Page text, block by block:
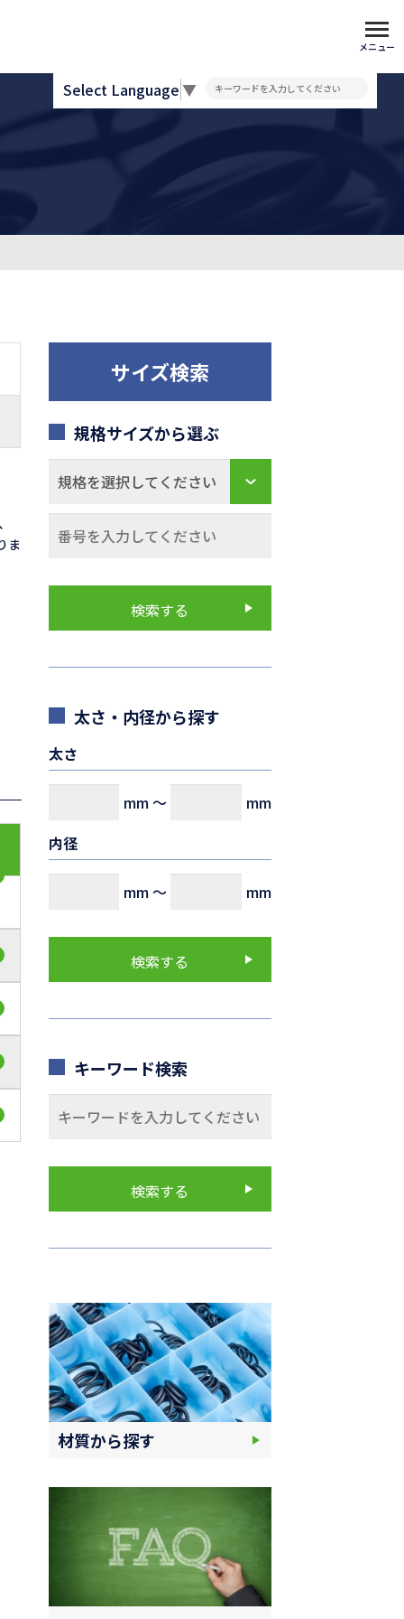
メニュー
Select Language▼
ま
サイズ検索
規格サイズから選ぶ
太さ・内径から探す
太さ
mm～
mm
内径
mm～ mm
キーワード検索
材質から探す